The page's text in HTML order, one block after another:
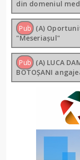
din domeniul
Pub (A)
"Meseriașul"
Pub (A) LUCA
BOTOȘANI